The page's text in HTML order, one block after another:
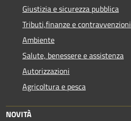
Giustizia e sicurezza pubblica
Tributi,finanze e contravvenzioni
Ambiente
Salute, benessere e assistenza
Autorizzazioni
Agricoltura e pesca
NOVITÀ